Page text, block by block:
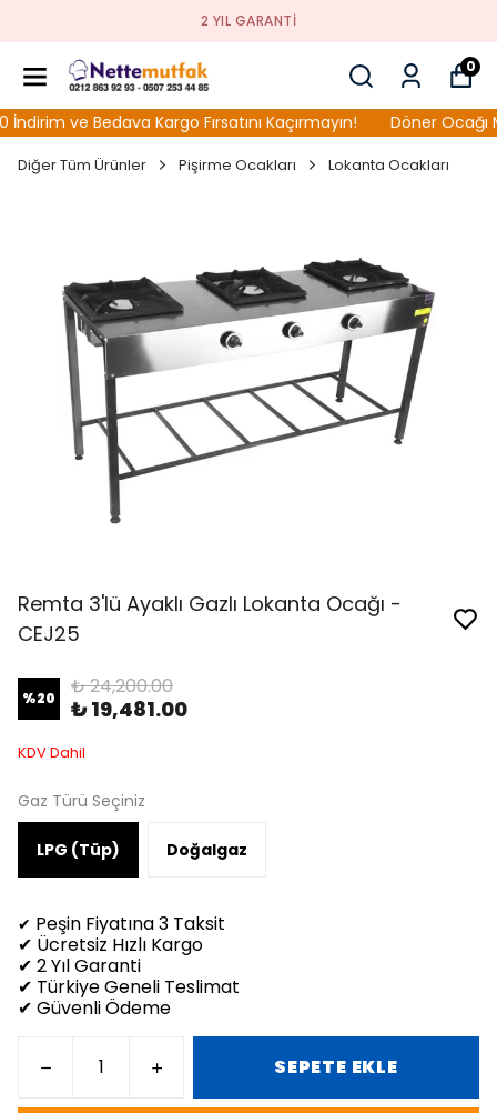
2 YIL GARANTI
0
ve Bedava Kargo Fırsatını Kaçırmayın! Döner Ocağı
Diğer Tüm Ürünler Pişirme Ocakları Lokanta Ocakları
Remta 3'lü Ayaklı Gazlı Lokanta Ocağı -
CEJ25
%20 ₺ 24,200.00
₺ 19,481.00
KDV Dahil
Gaz Türü Seçiniz
LPG (Tüp) Doğalgaz
✔ Peşin Fiyatına 3 Taksit
✔ Ücretsiz Hızlı Kargo
✔ 2 Yıl Garanti
✔ Türkiye Geneli Teslimat
✔ Güvenli Ödeme
SEPETE EKLE